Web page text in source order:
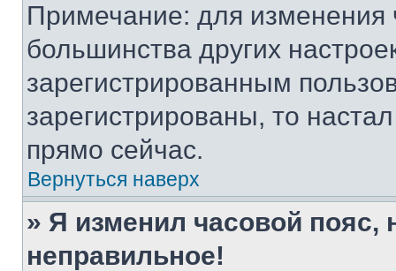
Примечание: для изменения
большинства других
зарегистрированным
зарегистрированы, то
прямо сейчас.
Вернуться наверх
» Я изменил часовой пояс,
неправильное!